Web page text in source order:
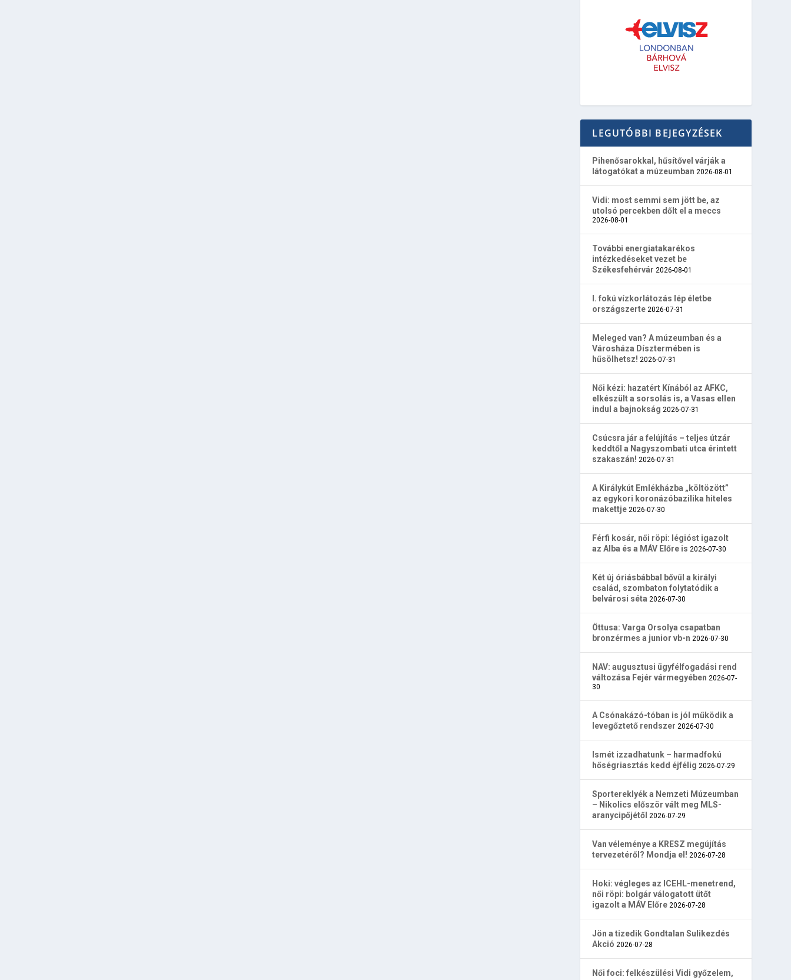
LEGUTÓBBI BEJEGYZÉSEK
Pihenősarokkal, hűsítővel várják a
látogatókat a múzeumban 2026-08-01
Vidi: most semmi sem jött be, az
utolsó percekben dőlt el a meccs
2026-08-01
További energiatakarékos
intézkedéseket vezet be
Székesfehérvár 2026-08-01
I. fokú vízkorlátozás lép életbe
országszerte 2026-07-31
Meleged van? A múzeumban és a
Városháza Dísztermében is
hűsölhetsz! 2026-07-31
Női kézi: hazatért Kínából az AFKC,
elkészült a sorsolás is, a Vasas ellen
indul a bajnokság 2026-07-31
Csúcsra jár a felújítás – teljes útzár
keddtől a Nagyszombati utca érintett
szakaszán! 2026-07-31
A Királykút Emlékházba „költözött”
az egykori koronázóbazilika hiteles
makettje 2026-07-30
Férfi kosár, női röpi: légióst igazolt
az Alba és a MÁV Előre is 2026-07-30
Két új óriásbábbal bővül a királyi
család, szombaton folytatódik a
belvárosi séta 2026-07-30
Öttusa: Varga Orsolya csapatban
bronzérmes a junior vb-n 2026-07-30
NAV: augusztusi ügyfélfogadási rend
változása Fejér vármegyében 2026-07-
30
A Csónakázó-tóban is jól működik a
levegőztető rendszer 2026-07-30
Ismét izzadhatunk – harmadfokú
hőségriasztás kedd éjfélig 2026-07-29
Sportereklyék a Nemzeti Múzeumban
– Nikolics először vált meg MLS-
aranycipőjétől 2026-07-29
Van véleménye a KRESZ megújítás
tervezetéről? Mondja el! 2026-07-28
Hoki: végleges az ICEHL-menetrend,
női röpi: bolgár válogatott ütőt
igazolt a MÁV Előre 2026-07-28
Jön a tizedik Gondtalan Sulikezdés
Akció 2026-07-28
Női foci: felkészülési Vidi győzelem,